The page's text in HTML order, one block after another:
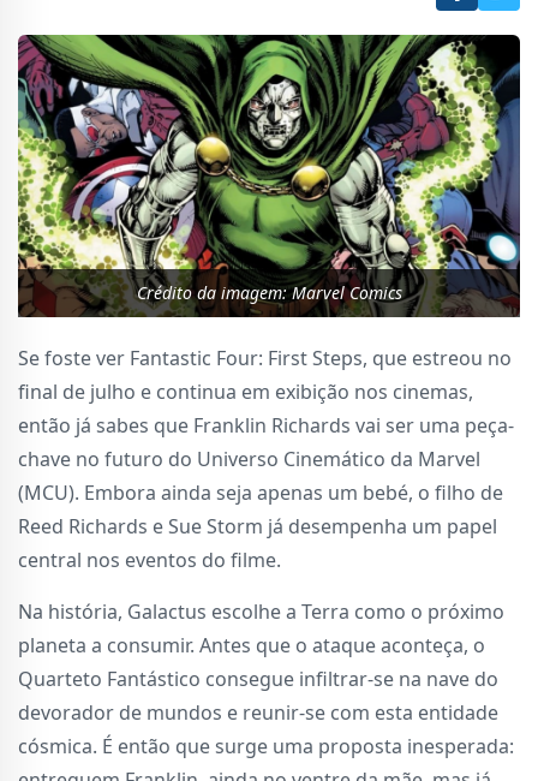
Crédito da imagem: Marvel Comics
Se foste ver Fantastic Four: First Steps, que estreou no
final de julho e continua em exibição nos cinemas,
então já sabes que Franklin Richards vai ser uma peça-
chave no futuro do Universo Cinemático da Marvel
(MCU). Embora ainda seja apenas um bebé, o filho de
Reed Richards e Sue Storm já desempenha um papel
central nos eventos do filme.
Na história, Galactus escolhe a Terra como o próximo
planeta a consumir. Antes que o ataque aconteça, o
Quarteto Fantástico consegue infiltrar-se na nave do
devorador de mundos e reunir-se com esta entidade
cósmica. É então que surge uma proposta inesperada: